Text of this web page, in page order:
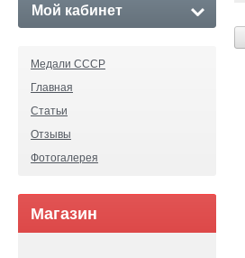
Мой кабинет
Медали СССР
Главная
Статьи
Отзывы
Фотогалерея
Магазин